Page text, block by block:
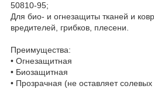
50810-95;
Для био- и огнезащиты тканей и
вредителей, грибков, плесени.
Преимущества:
• Огнезащитная
• Биозащитная
• Прозрачная (не оставляет